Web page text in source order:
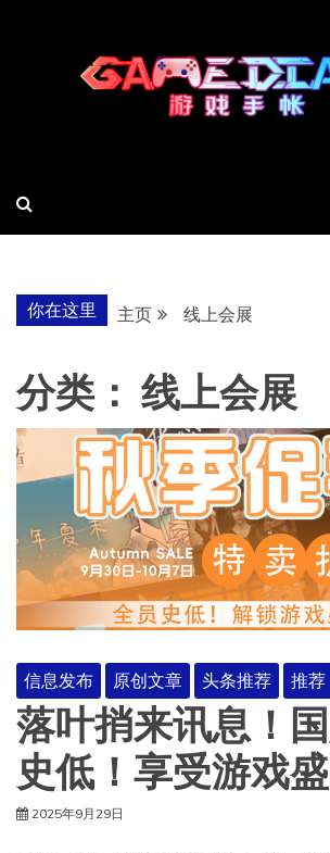
你在这里 主页 线上会展
分类： 线上会展
信息发布 原创文章 头条推荐 推荐
落叶捎来讯息！
史低！享受游戏盛
2025年9月29日